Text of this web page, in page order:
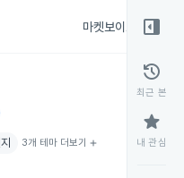
마켓보이스
3개 테마 더보기 add
right_panel_open
history
최근 본
star
내 관심